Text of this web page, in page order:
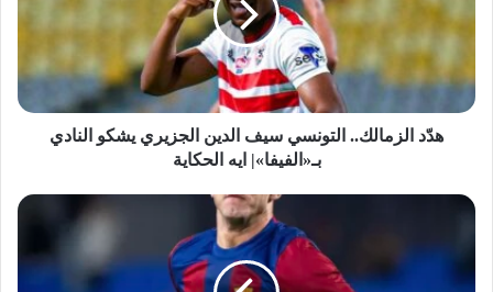
هدّد الزمالك.. التونسي سيف الدين الجزيري يشكو النادي
بـ«الفيفا»| ايه الحكاية